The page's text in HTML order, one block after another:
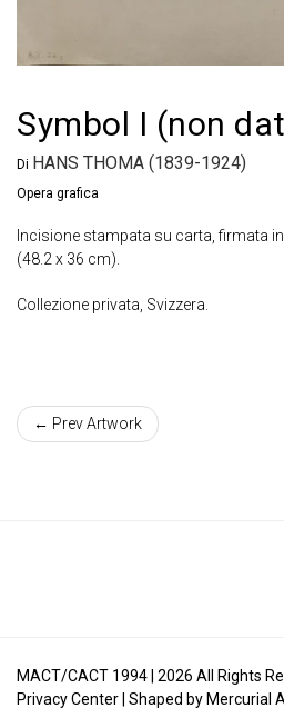
Symbol I (non
Di HANS THOMA (1839-1924)
Opera grafica
Incisione stampata su carta, firmata
(48.2 x 36 cm).
Collezione privata, Svizzera.
← Prev Artwork
MACT/CACT 1994 | 2026 All Rights
Privacy Center | Shaped by Mercurial